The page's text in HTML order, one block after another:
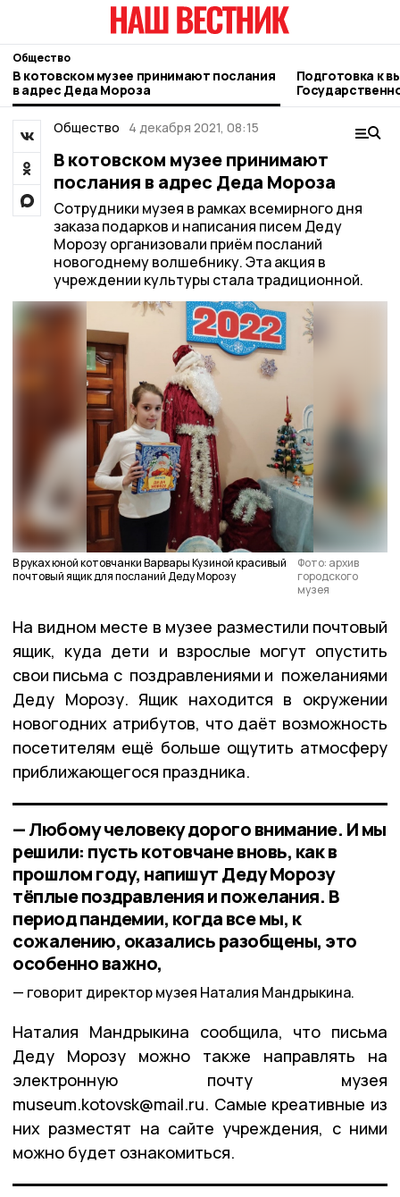
Общество
В котовском музее принимают послания
в адрес Деда Мороза
Подготовка к
областной
Общество
4 декабря 2021, 08:15
В котовском музее принимают
послания в адрес Деда Мороза
Сотрудники музея в рамках всемирного дня
заказа подарков и написания писем Деду
Морозу организовали приём посланий
новогоднему волшебнику. Эта акция в
учреждении культуры стала традиционной.
В руках юной котовчанки Варвары Кузиной красивый
почтовый ящик для посланий Деду Морозу
Фото: архив
городского
музея
На видном месте в музее разместили почтовый
ящик, куда дети и взрослые могут опустить
свои письма с поздравлениями и пожеланиями
Деду Морозу. Ящик находится в окружении
новогодних атрибутов, что даёт возможность
посетителям ещё больше ощутить атмосферу
приближающегося праздника.
— Любому человеку дорого внимание. И мы
решили: пусть котовчане вновь, как в
прошлом году, напишут Деду Морозу
тёплые поздравления и пожелания. В
период пандемии, когда все мы, к
сожалению, оказались разобщены, это
особенно важно,
говорит директор музея Наталия Мандрыкина.
Наталия Мандрыкина сообщила, что письма
Деду Морозу можно также направлять на
электронную почту музея
museum.kotovsk@mail.ru. Самые креативные из
них разместят на сайте учреждения, с ними
можно будет ознакомиться.